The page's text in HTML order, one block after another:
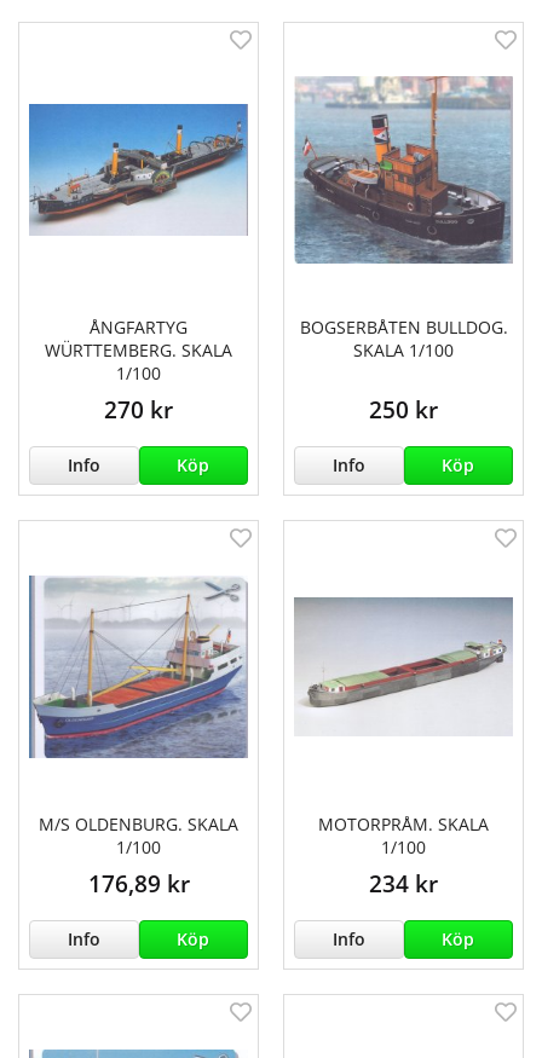
ÅNGFARTYG
WÜRTTEMBERG. SKALA
1/100
270 kr
Info Köp
BOGSERBÅTEN BULLDOG.
SKALA 1/100
250 kr
Info Köp
M/S OLDENBURG. SKALA
1/100
176,89 kr
Info Köp
MOTORPRÅM. SKALA
1/100
234 kr
Info Köp